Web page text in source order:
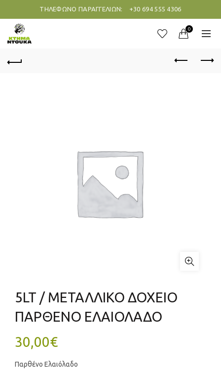
ΤΗΛΕΦΩΝΟ ΠΑΡΑΓΓΕΛΙΩΝ: +30 694 555 4306
0
5LT / ΜΕΤΑΛΛΙΚΟ ΔΟΧΕΙΟ
ΠΑΡΘΕΝΟ ΕΛΑΙΟΛΑΔΟ
30,00€
Παρθένο Ελαιόλαδο